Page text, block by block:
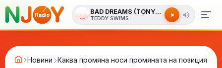
BAD DREAMS (TONYSTAR RADIO EDIT)
TEDDY SWIMS
Новини Каква промяна носи промяната на позицията